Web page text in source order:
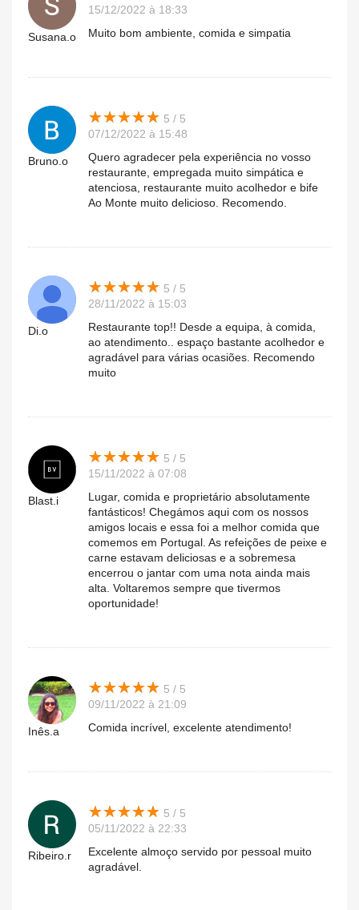
Susana.o
15/12/2022 à 18:33
Muito bom ambiente, comida e simpatia
Bruno.o
★★★★★
★★★★★ 5 / 5
07/12/2022 à 15:48
Quero agradecer pela experiência no vosso
restaurante, empregada muito simpática e
atenciosa, restaurante muito acolhedor e bife
Ao Monte muito delicioso. Recomendo.
Di.o
★★★★★
★★★★★ 5 / 5
28/11/2022 à 15:03
Restaurante top!! Desde a equipa, à comida,
ao atendimento.. espaço bastante acolhedor e
agradável para várias ocasiões. Recomendo
muito
Blast.i
★★★★★
★★★★★ 5 / 5
15/11/2022 à 07:08
Lugar, comida e proprietário absolutamente
fantásticos! Chegámos aqui com os nossos
amigos locais e essa foi a melhor comida que
comemos em Portugal. As refeições de peixe e
carne estavam deliciosas e a sobremesa
encerrou o jantar com uma nota ainda mais
alta. Voltaremos sempre que tivermos
oportunidade!
Inês.a
★★★★★
★★★★★ 5 / 5
09/11/2022 à 21:09
Comida incrível, excelente atendimento!
Ribeiro.r
★★★★★
★★★★★ 5 / 5
05/11/2022 à 22:33
Excelente almoço servido por pessoal muito
agradável.